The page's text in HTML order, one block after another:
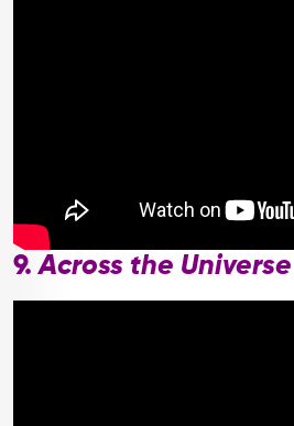
9. Across the Universe